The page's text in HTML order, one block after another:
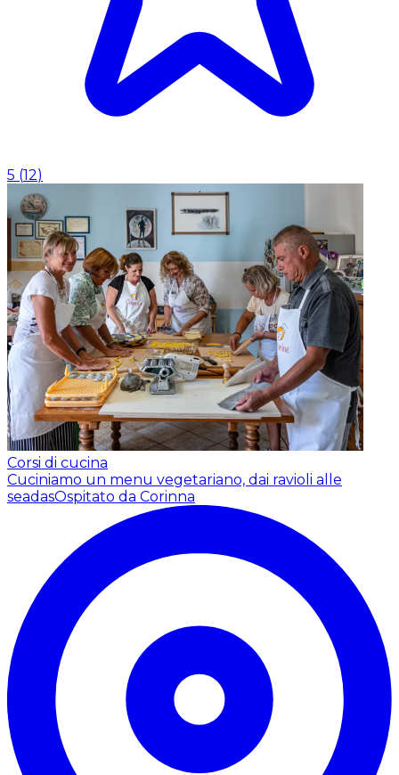
5 (12)
Corsi di cucina
Cuciniamo un menu vegetariano, dai ravioli alle
seadasOspitato da Corinna